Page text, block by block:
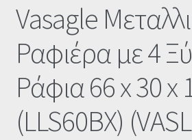
Vasagle
Ραφιέρα με 4
Ράφια 66 x 30 x
(LLS60BX)